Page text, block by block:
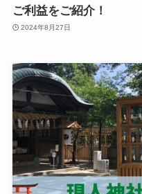
ご利益をご紹介！
2024年8月27日